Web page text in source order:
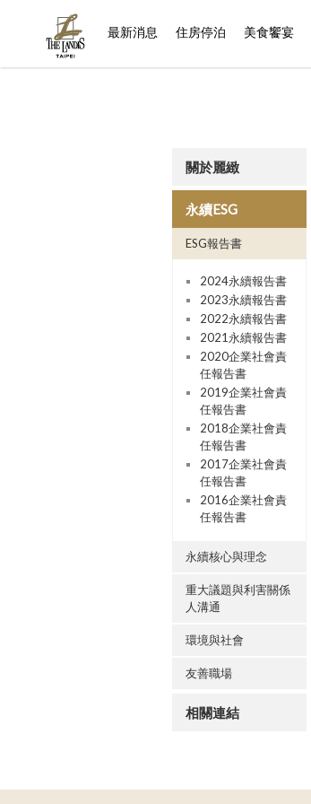
最新消息 住房停泊 (current)
美食饗宴
關於麗緻
永續ESG
ESG報告書
2024永續報告書
2023永續報告書
2022永續報告書
2021永續報告書
2020企業社會責
任報告書
2019企業社會責
任報告書
2018企業社會責
任報告書
2017企業社會責
任報告書
2016企業社會責
任報告書
永續核心與理念
重大議題與利害關係
人溝通
環境與社會
友善職場
相關連結